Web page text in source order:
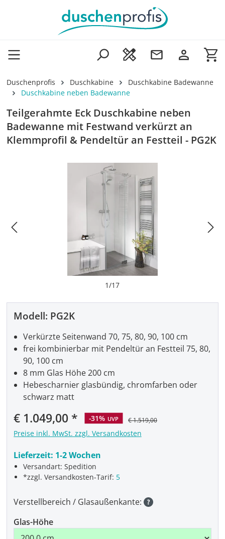
Zum Hauptinhalt springen
Duschenprofis Duschkabine
Duschkabine Badewanne
Duschkabine neben Badewanne
Teilgerahmte Eck Duschkabine neben
Badewanne mit Festwand verkürzt an
Klemmprofil & Pendeltür an Festteil - PG2K
Bildergalerie überspringen
1/17
Modell: PG2K
Verkaufspreis:
€ 1.049,00 -31% UVP € 1.519,00
Preise inkl. MwSt. zzgl. Versandkosten
Lieferzeit: 1-2 Wochen
Versandart: Spedition
*zzgl. Versandkosten-Tarif: 5
Verkürzte Seitenwand 70, 75, 80, 90, 100 cm
frei kombinierbar mit Pendeltür an Festteil 75, 80,
90, 100 cm
8 mm Glas Höhe 200 cm
Hebescharnier glasbündig, chromfarben oder
schwarz matt
Verstellbereich / Glasaußenkante:
Glas-Höhe